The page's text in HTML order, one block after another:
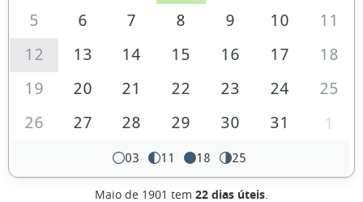
5
6 7 8 9 10
11
12
13 14 15 16 17
18
19
20 21 22 23 24
25
26
27 28 29 30 31 1
03 11 18 25
Maio de 1901 tem 22 dias úteis.